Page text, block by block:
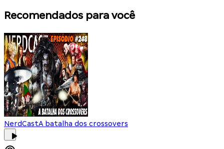
Recomendados para você
NerdCastA batalha dos crossovers